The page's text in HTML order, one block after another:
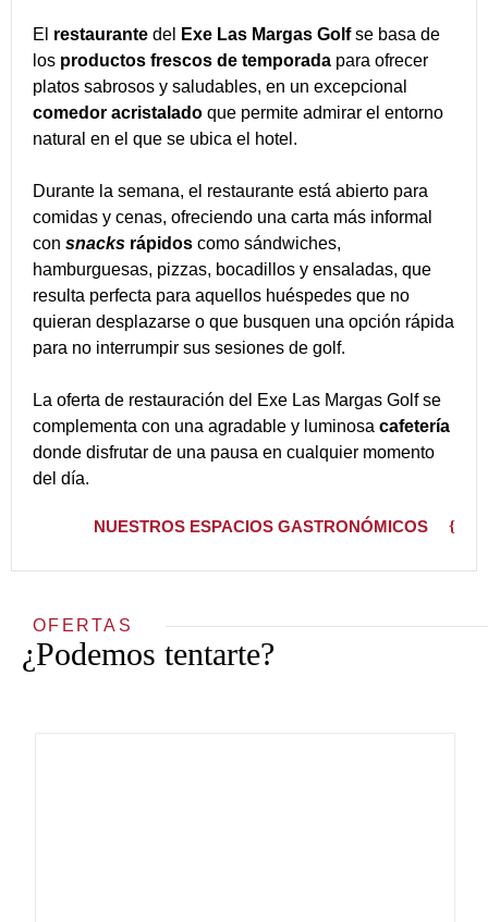
El restaurante del Exe Las Margas Golfse basa de
los productos frescos de temporada para ofrecer
platos sabrosos y saludables, en un excepcional
comedor acristalado que permite admirar el entorno
natural en el que se ubica el hotel.
Durante la semana, el restaurante está abierto para
comidas y cenas, ofreciendo una carta más informal
con snacks rápidos como sándwiches,
hamburguesas, pizzas, bocadillos y ensaladas, que
resulta perfecta para aquellos huéspedes que no
quieran desplazarse o que busquen una opción rápida
para no interrumpir sus sesiones de golf.
La oferta de restauración del Exe Las Margas Golf se
complementa con una agradable y luminosa cafetería
donde disfrutar de una pausa en cualquier momento
del día.
NUESTROS ESPACIOS GASTRONÓMICOS
OFERTAS
¿Podemos tentarte?